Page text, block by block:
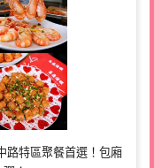
路特區聚餐首選！包廂